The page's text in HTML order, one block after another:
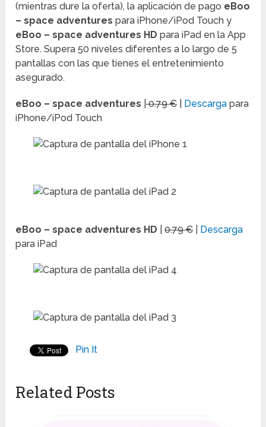
(mientras dure la oferta), la aplicación de pago eBoo
– space adventures para iPhone/iPod Touch y
eBoo – space adventures HD para iPad en la App
Store. Supera 50 niveles diferentes a lo largo de 5
pantallas con las que tienes el entretenimiento
asegurado.
eBoo – space adventures |0.79 € Descarga para
iPhone/iPod Touch
eBoo – space adventures HD |0.79 €
Descarga
para iPad
Pin It
Related Posts